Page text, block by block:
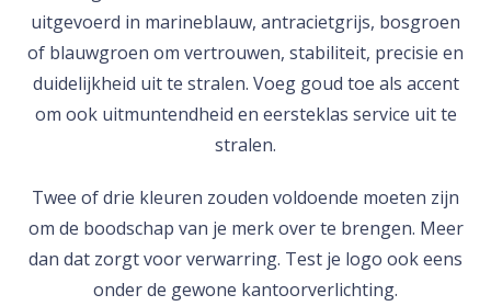
uitgevoerd in marineblauw, antracietgrijs, bosgroen
of blauwgroen om vertrouwen, stabiliteit, precisie en
duidelijkheid uit te stralen. Voeg goud toe als accent
om ook uitmuntendheid en eersteklas service uit te
stralen.
Twee of drie kleuren zouden voldoende moeten zijn
om de boodschap van je merk over te brengen. Meer
dan dat zorgt voor verwarring. Test je logo ook eens
onder de gewone kantoorverlichting.